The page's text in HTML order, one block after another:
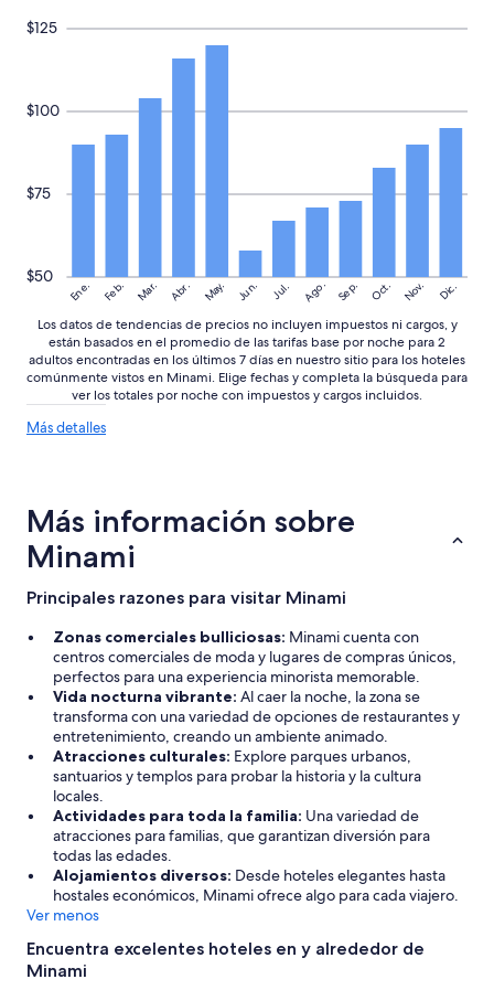
Ene. Feb. Mar. Abr. May. Jun. Jul. Ago. Sep. Oct. Nov. Dic.
$50
$75
$100
$125
Los datos de tendencias de precios no incluyen impuestos ni cargos, y
están basados en el promedio de las tarifas base por noche para 2
adultos encontradas en los últimos 7 días en nuestro sitio para los hoteles
comúnmente vistos en Minami. Elige fechas y completa la búsqueda para
ver los totales por noche con impuestos y cargos incluidos.
Más detallesMás
de
Más información sobre
Minami
Principales razones para visitar Minami
Zonas comerciales bulliciosas: Minami cuenta con
centros comerciales de moda y lugares de compras únicos,
perfectos para una experiencia minorista memorable.
Vida nocturna vibrante: Al caer la noche, la zona se
transforma con una variedad de opciones de restaurantes y
entretenimiento, creando un ambiente animado.
Atracciones culturales: Explore parques urbanos,
santuarios y templos para probar la historia y la cultura
locales.
Actividades para toda la familia: Una variedad de
atracciones para familias, que garantizan diversión para
todas las edades.
Alojamientos diversos: Desde hoteles elegantes hasta
hostales económicos, Minami ofrece algo para cada viajero.
Ver menos
Encuentra excelentes hoteles en y alrededor de
Minami